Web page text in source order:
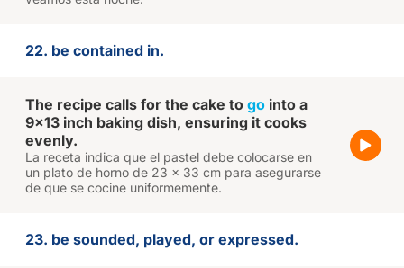
22. be contained in.
The recipe calls for the cake to go into a
9x13 inch baking dish, ensuring it cooks
evenly.
La receta indica que el pastel debe colocarse en
un plato de horno de 23 x 33 cm para asegurarse
de que se cocine uniformemente.
23. be sounded, played, or expressed.